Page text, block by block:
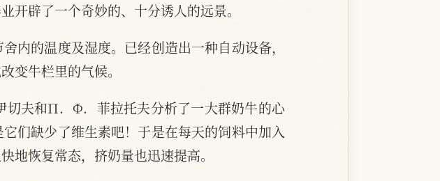
开辟了一个奇妙的、十分诱人的远景。
内的温度及湿度。已经创造出一种自动设备，
变牛栏里的气候。
夫和П．Ф．菲拉托夫分析了一大群奶牛的心
们缺少了维生素吧！于是在每天的饲料中加入
地恢复常态，挤奶量也迅速提高。